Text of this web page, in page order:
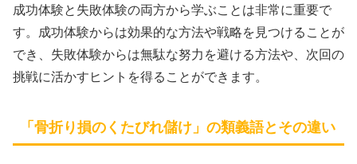
成功体験と失敗体験の両方から学ぶことは非常に重要で
す。成功体験からは効果的な方法や戦略を見つけることが
でき、失敗体験からは無駄な努力を避ける方法や、次回の
挑戦に活かすヒントを得ることができます。
「骨折り損のくたびれ儲け」の類義語とその違い